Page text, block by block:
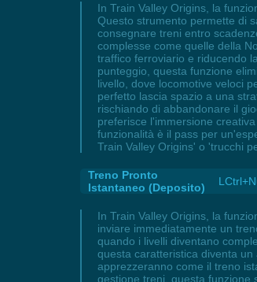
In Train Valley Origins, la
Questo strumento permette di
consegnare treni entro
complesse come quelle della
traffico ferroviario e riducendo
punteggio, questa funzione
livello, dove locomotive veloci
perfetto lascia spazio a una
rischiando di abbandonare il
preferisce l'immersione
funzionalità è il pass per
Train Valley Origins' o 'trucchi
Treno Pronto
Istantaneo (Deposito)
In Train Valley Origins, la
inviare immediatamente un
quando i livelli diventano
questa caratteristica diventa
apprezzeranno come il treno
gestione treni, questa funzione